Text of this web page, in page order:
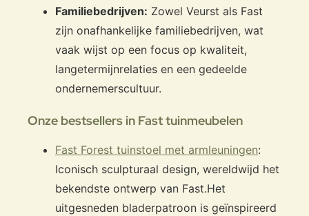
Familiebedrijven: Zowel Veurst als Fast
zijn onafhankelijke familiebedrijven, wat
vaak wijst op een focus op kwaliteit,
langetermijnrelaties en een gedeelde
ondernemerscultuur.
Onze bestsellers in Fast tuinmeubelen
Fast Forest tuinstoel met armleuningen:
Iconisch sculpturaal design, wereldwijd het
bekendste ontwerp van Fast.Het
uitgesneden bladerpatroon is geïnspireerd